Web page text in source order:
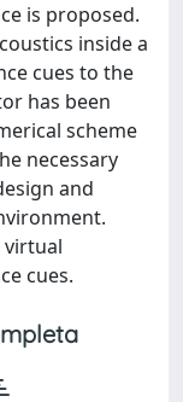
is proposed.
inside a
cues to the
has been
scheme
necessary
and
virtual
cues.